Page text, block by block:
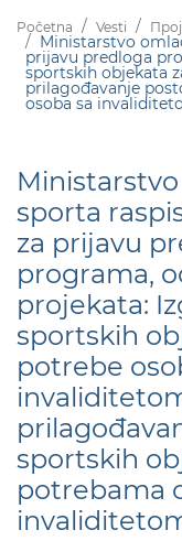
Početna Vesti
Ministarstvo
prijavu predloga
sportskih objekata
prilagođavanje
osoba sa
sporta
za prijavu
programa,
projekata:
sportskih
potrebe
sportskih
potrebama